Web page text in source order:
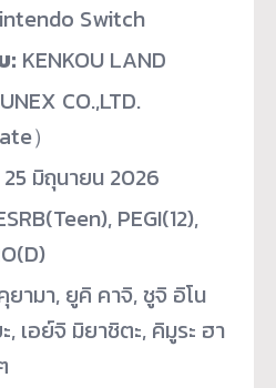
Switch
: KENKOU LAND
CO.,LTD.
）
25 มิถุนายน 2026
PEGI(12),
ามา, ยูคิ คาจิ, ชูจิ อิโน
, เอย์จิ มิยาชิตะ, คิมูระ ฮา